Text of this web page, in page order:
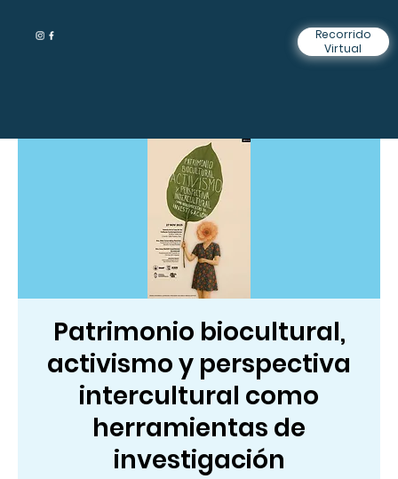
Recorrido
Virtual
Patrimonio biocultural,
activismo y perspectiva
intercultural como
herramientas de
investigación